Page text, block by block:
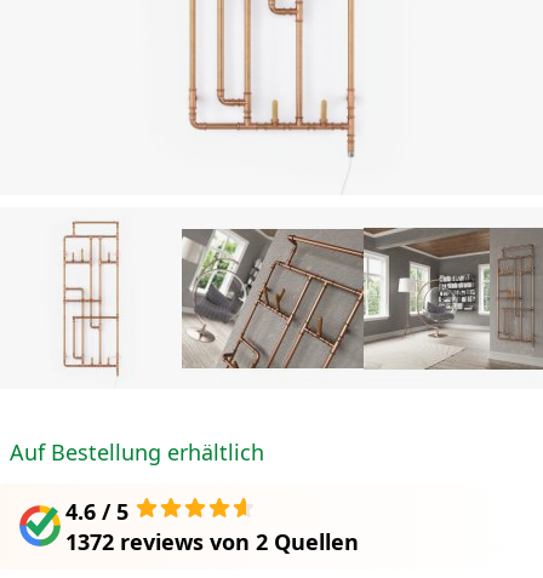
Auf Bestellung erhältlich
4.6 / 5
1372 reviews von 2 Quellen